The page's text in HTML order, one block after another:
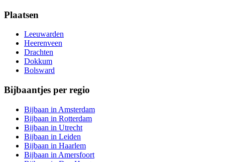
Plaatsen
Leeuwarden
Heerenveen
Drachten
Dokkum
Bolsward
Bijbaantjes per regio
Bijbaan in Amsterdam
Bijbaan in Rotterdam
Bijbaan in Utrecht
Bijbaan in Leiden
Bijbaan in Haarlem
Bijbaan in Amersfoort